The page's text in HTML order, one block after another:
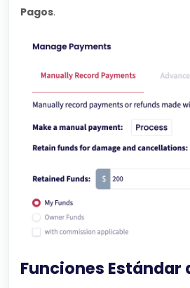
Pagos.
Funciones Estándar